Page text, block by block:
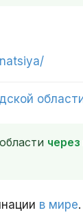
через
в мире.